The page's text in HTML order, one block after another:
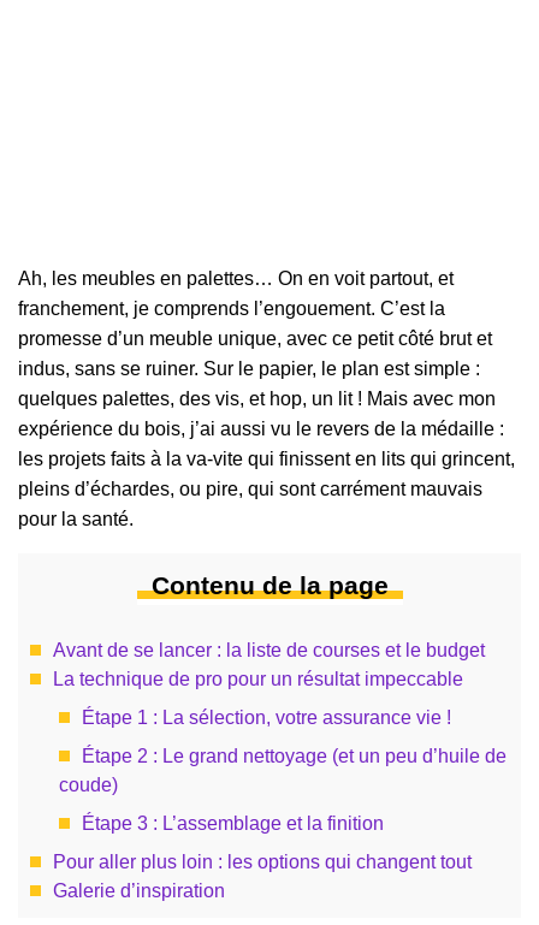
Ah, les meubles en palettes… On en voit partout, et
franchement, je comprends l’engouement. C’est la
promesse d’un meuble unique, avec ce petit côté brut et
indus, sans se ruiner. Sur le papier, le plan est simple :
quelques palettes, des vis, et hop, un lit ! Mais avec mon
expérience du bois, j’ai aussi vu le revers de la médaille :
les projets faits à la va-vite qui finissent en lits qui grincent,
pleins d’échardes, ou pire, qui sont carrément mauvais
pour la santé.
Contenu de la page
Avant de se lancer : la liste de courses et le budget
La technique de pro pour un résultat impeccable
Étape 1 : La sélection, votre assurance vie !
Étape 2 : Le grand nettoyage (et un peu d’huile de
coude)
Étape 3 : L’assemblage et la finition
Pour aller plus loin : les options qui changent tout
Galerie d’inspiration